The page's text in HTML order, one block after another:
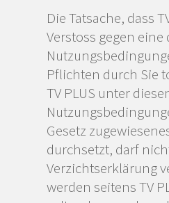
Die Tatsache, dass
Verstoss gegen eine
Pflichten durch Sie
TV PLUS unter
Gesetz
durchsetzt, darf
Verzichtserklärung
werden seitens TV